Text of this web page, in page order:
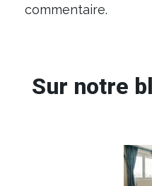
commentaire.
Sur notre